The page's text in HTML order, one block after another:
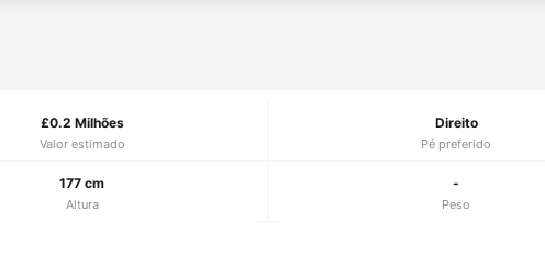
£0.2 Milhões
Valor estimado
Direito
Pé preferido
177 cm
Altura
-
Peso